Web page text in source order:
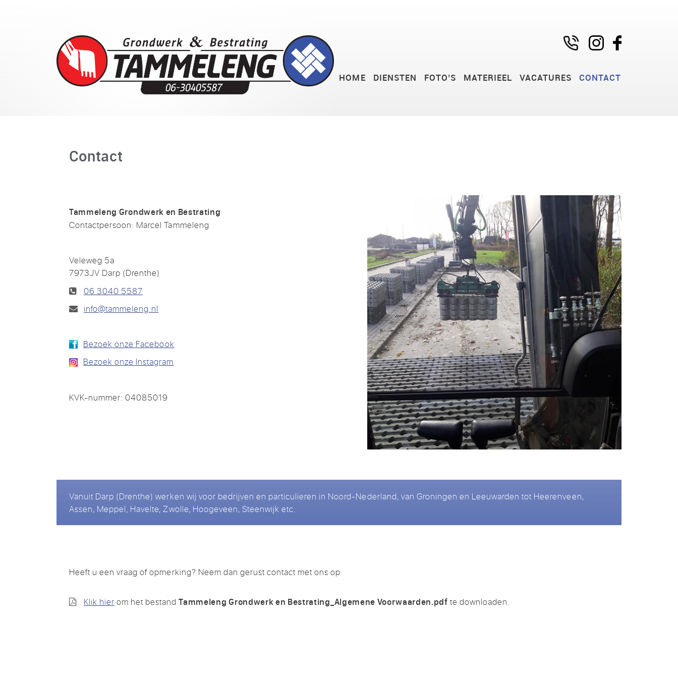
HOME DIENSTEN FOTO’S MATERIEEL VACATURES CONTACT
Contact
Tammeleng Grondwerk en Bestrating
Contactpersoon: Marcel Tammeleng
Veleweg 5a
7973JV Darp (Drenthe)
06 3040 5587
info@tammeleng.nl
Bezoek onze Facebook
Bezoek onze Instagram
KVK-nummer: 04085019
Vanuit Darp (Drenthe) werken wij voor bedrijven en particulieren in Noord-Nederland, van Groningen en Leeuwarden tot Heerenveen,
Assen, Meppel, Havelte, Zwolle, Hoogeveen, Steenwijk etc.
Heeft u een vraag of opmerking? Neem dan gerust contact met ons op.
Klik hier om het bestandTammeleng Grondwerk en Bestrating_Algemene Voorwaarden.pdf te downloaden.